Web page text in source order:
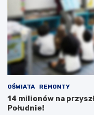
OŚWIATA REMONTY
14 milionów na
Południe!